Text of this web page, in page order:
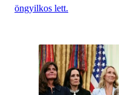
öngyilkos lett.